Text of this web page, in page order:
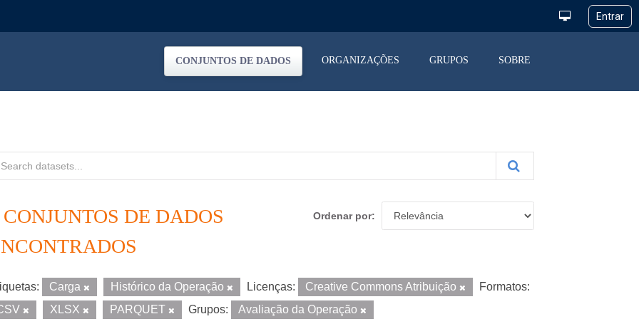
CONJUNTOS DE DADOS ORGANIZAÇÕES GRUPOS SOBRE
Ordenar por
CONJUNTOS DE DADOS
Carga Histórico da Operação Licenças: Creative Commons Atribuição
Formatos:
XLSX PARQUET Grupos: Avaliação da Operação